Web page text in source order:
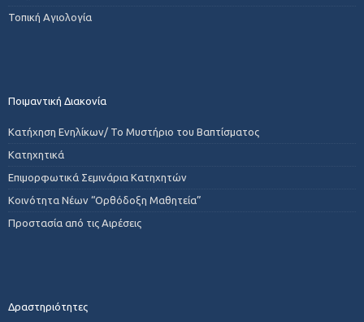
Τοπική Αγιολογία
Ποιμαντική Διακονία
Κατήχηση Ενηλίκων/ Το Μυστήριο του Βαπτίσματος
Κατηχητικά
Επιμορφωτικά Σεμινάρια Κατηχητών
Κοινότητα Νέων “Ορθόδοξη Μαθητεία”
Προστασία από τις Αιρέσεις
Δραστηριότητες